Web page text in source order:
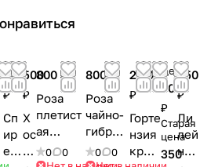
300
₽
Сп
ир
ея
500
₽
Х
ос
800 ₽
Роза
плетист
ая
Айсберг
Клайми
0
0
800 ₽
Роза
чайно-
гибрид
ная
Дольче
0
0
2 000
₽
Горте
нзия
круп
Цена
300
₽
Старая
цена
350
450
₽
Ли
лей
ник